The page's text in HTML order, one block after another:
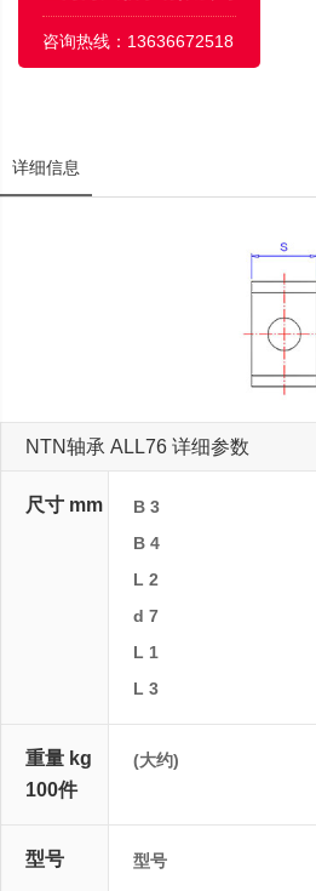
咨询热线： 13636672518
详细信息
NTN轴承 ALL76 详细参数
尺寸 mm B 3
B 4
L 2
d 7
L 1
L 3
重量 kg
100件
(大约)
型号 型号